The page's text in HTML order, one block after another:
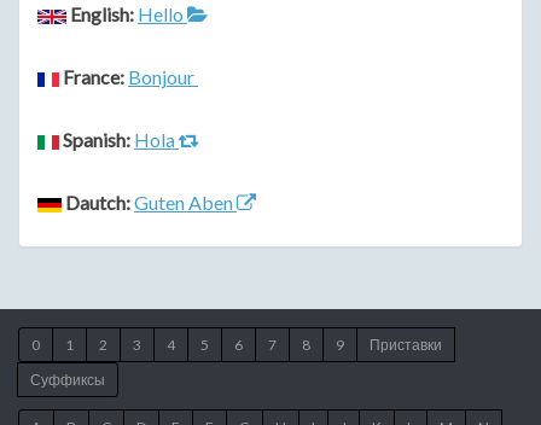
English: Hello
France: Bonjour
Spanish: Hola
Dautch:Guten Aben
0 1 2 3 4 5 6 7 8 9
Приставки
Суффиксы